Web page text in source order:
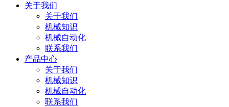
关于我们
关于我们
机械知识
机械自动化
联系我们
产品中心
关于我们
机械知识
机械自动化
联系我们